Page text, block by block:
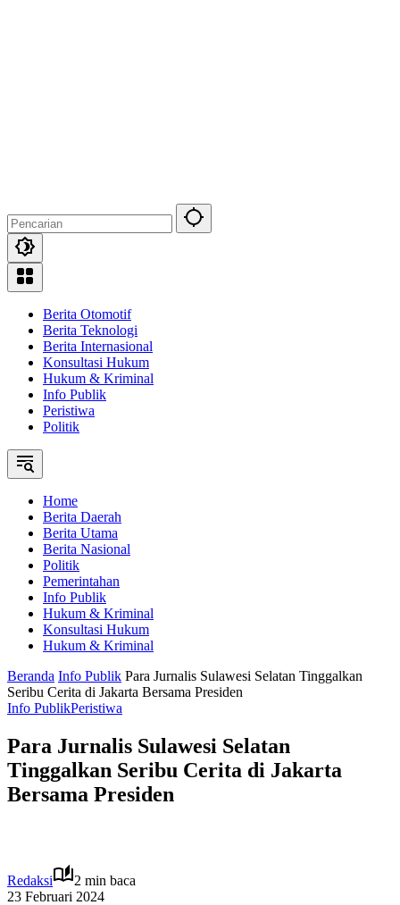
Berita Otomotif
Berita Teknologi
Berita Internasional
Konsultasi Hukum
Hukum & Kriminal
Info Publik
Peristiwa
Politik
Home
Berita Daerah
Berita Utama
Berita Nasional
Politik
Pemerintahan
Info Publik
Hukum & Kriminal
Konsultasi Hukum
Hukum & Kriminal
Beranda Info Publik Para Jurnalis Sulawesi Selatan Tinggalkan
Seribu Cerita di Jakarta Bersama Presiden
Info PublikPeristiwa
Para Jurnalis Sulawesi Selatan
Tinggalkan Seribu Cerita di Jakarta
Bersama Presiden
Redaksi
2 min baca
23 Februari 2024